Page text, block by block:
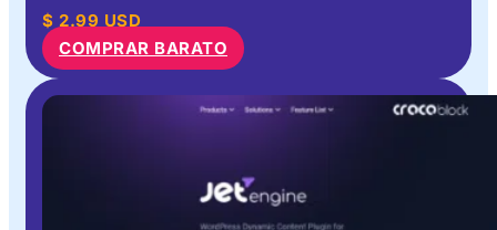
$ 2.99 USD
COMPRAR BARATO